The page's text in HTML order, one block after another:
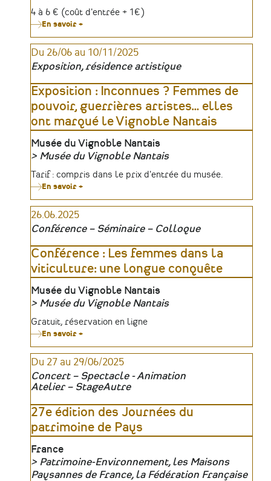
Tarifs
4 à 6 € (coût d'entrée + 1€)
En savoir +
sur
le
rapatriement
des
Hôtel
Lutétia
Du 26/06 au 10/11/2025
Exposition, résidence artistique
Exposition : Inconnues ? Femmes de
pouvoir, guerrières artistes… elles
ont marqué le Vignoble Nantais
Lieu
Musée du Vignoble Nantais
Organisateur
Musée du Vignoble Nantais
Tarifs
Tarif : compris dans le prix d'entrée du musée.
En savoir +
:
Femmes
de
guerrières
artistes…
elles
ont
marqué
le
Vignoble
26.06.2025
Conférence – Séminaire – Colloque
Conférence : Les femmes dans la
viticulture: une longue conquête
Lieu
Musée du Vignoble Nantais
Organisateur
Musée du Vignoble Nantais
Tarifs
Gratuit, réservation en ligne
En savoir +
:
Les
femmes
dans
la
une
longue
conquête
Du 27 au 29/06/2025
Concert – Spectacle - Animation
Atelier – StageAutre
27e édition des Journées du
patrimoine de Pays
Lieu
France
Organisateur
Patrimoine-Environnement, les Maisons
Paysannes de France, la Fédération Française